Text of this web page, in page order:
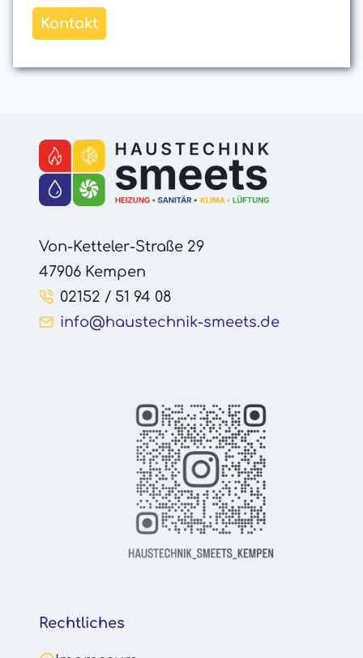
Kontakt
Von-Ketteler-Straße 29
47906 Kempen
02152 / 51 94 08
info@haustechnik-smeets.de
Rechtliches